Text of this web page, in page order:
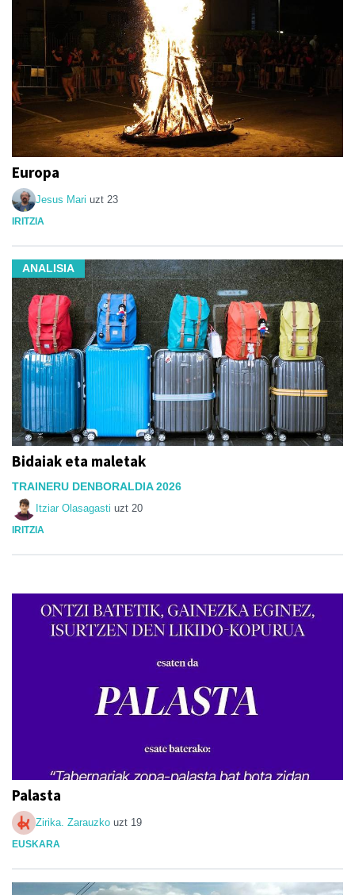
Europa
Jesus Mari uzt 23
IRITZIA
ANALISIA
Bidaiak eta maletak
TRAINERU DENBORALDIA 2026
Itziar Olasagasti uzt 20
IRITZIA
Palasta
Zirika. Zarauzko uzt 19
EUSKARA